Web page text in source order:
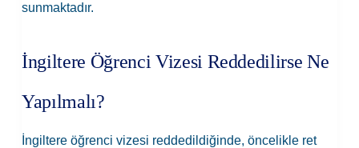
sunmaktadır.
İngiltere Öğrenci Vizesi Reddedilirse Ne
Yapılmalı?
İngiltere öğrenci vizesi reddedildiğinde, öncelikle ret